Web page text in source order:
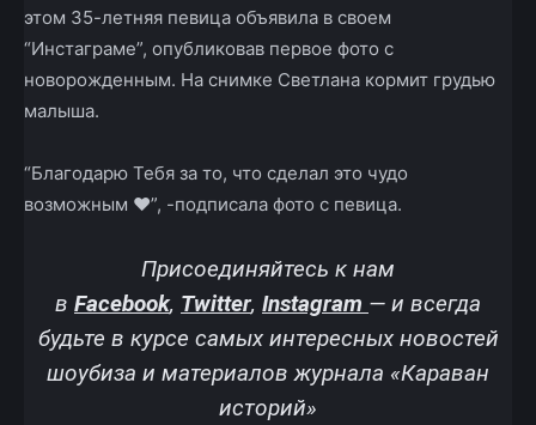
этом 35-летняя певица объявила в своем
“Инстаграме”, опубликовав первое фото с
новорожденным. На снимке Светлана кормит грудью
малыша.
“Благодарю Тебя за то, что сделал это чудо
возможным ❤”, -подписала фото с певица.
Присоединяйтесь к нам
в Facebook, Twitter, Instagram — и всегда
будьте в курсе самых интересных новостей
шоубиза и материалов журнала «Караван
историй»